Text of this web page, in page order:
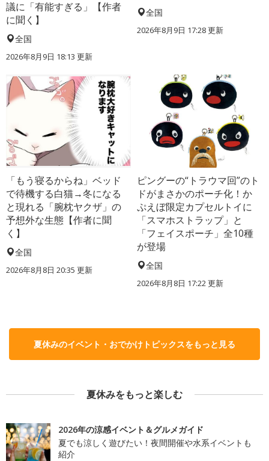
議に「有能すぎる」【作者
に聞く】
全国
2026年8月9日 18:13 更新
全国
2026年8月9日 17:28更新
「もう寝るからね」ベッド
で待機する白猫→冬になる
と現れる「腕枕ヤクザ」の
予想外な生態【作者に聞
く】
全国
2026年8月8日 20:35 更新
ピングーの“トラウマ回”のト
ドがまさかのポーチ化！か
ぷえぼ限定カプセルトイに
「スマホストラップ」と
「フェイスポーチ」全10種
が登場
全国
2026年8月8日 17:22更新
夏休みのイベント・おでかけトピックスをもっと見る
夏休みをもっと楽しむ
2026年の涼感イベント＆グルメガイド
夏でも涼しく遊びたい！夜間開催や水系イベントも
紹介